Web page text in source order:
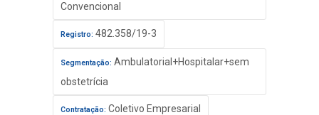
Convencional
Registro: 482.358/19-3
Segmentação: Ambulatorial+Hospitalar+sem
obstetrícia
Contratação: Coletivo Empresarial